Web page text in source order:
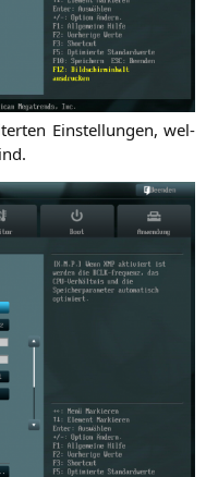
Ein­stel­lun­gen, wel­